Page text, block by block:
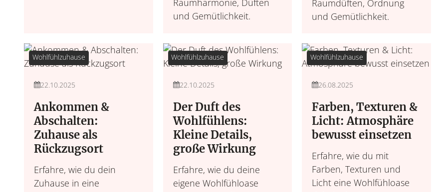
und Gemütlichkeit.
Raumdüften, Ordnung
und Gemütlichkeit.
Wohlfühlzuhause
22.10.2025
Ankommen &
Abschalten:
Zuhause als
Rückzugsort
Erfahre, wie du dein
Zuhause in eine
Wohlfühlzuhause
22.10.2025
Der Duft des
Wohlfühlens:
Kleine Details,
große Wirkung
Erfahre, wie du deine
eigene Wohlfühloase
Wohlfühlzuhause
26.08.2025
Farben, Texturen &
Licht: Atmosphäre
bewusst einsetzen
Erfahre, wie du mit
Farben, Texturen und
Licht eine Wohlfühloase